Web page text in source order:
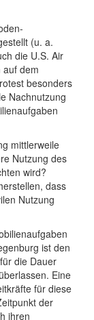
(u. a.
die U.S. Air
auf dem
besonders
Nachnutzung
mittlerweile
Nutzung des
wird?
dass
Nutzung
ist den
die Dauer
Eine
für diese
der
ihren